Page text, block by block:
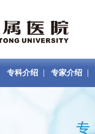
专科介绍 专家介绍